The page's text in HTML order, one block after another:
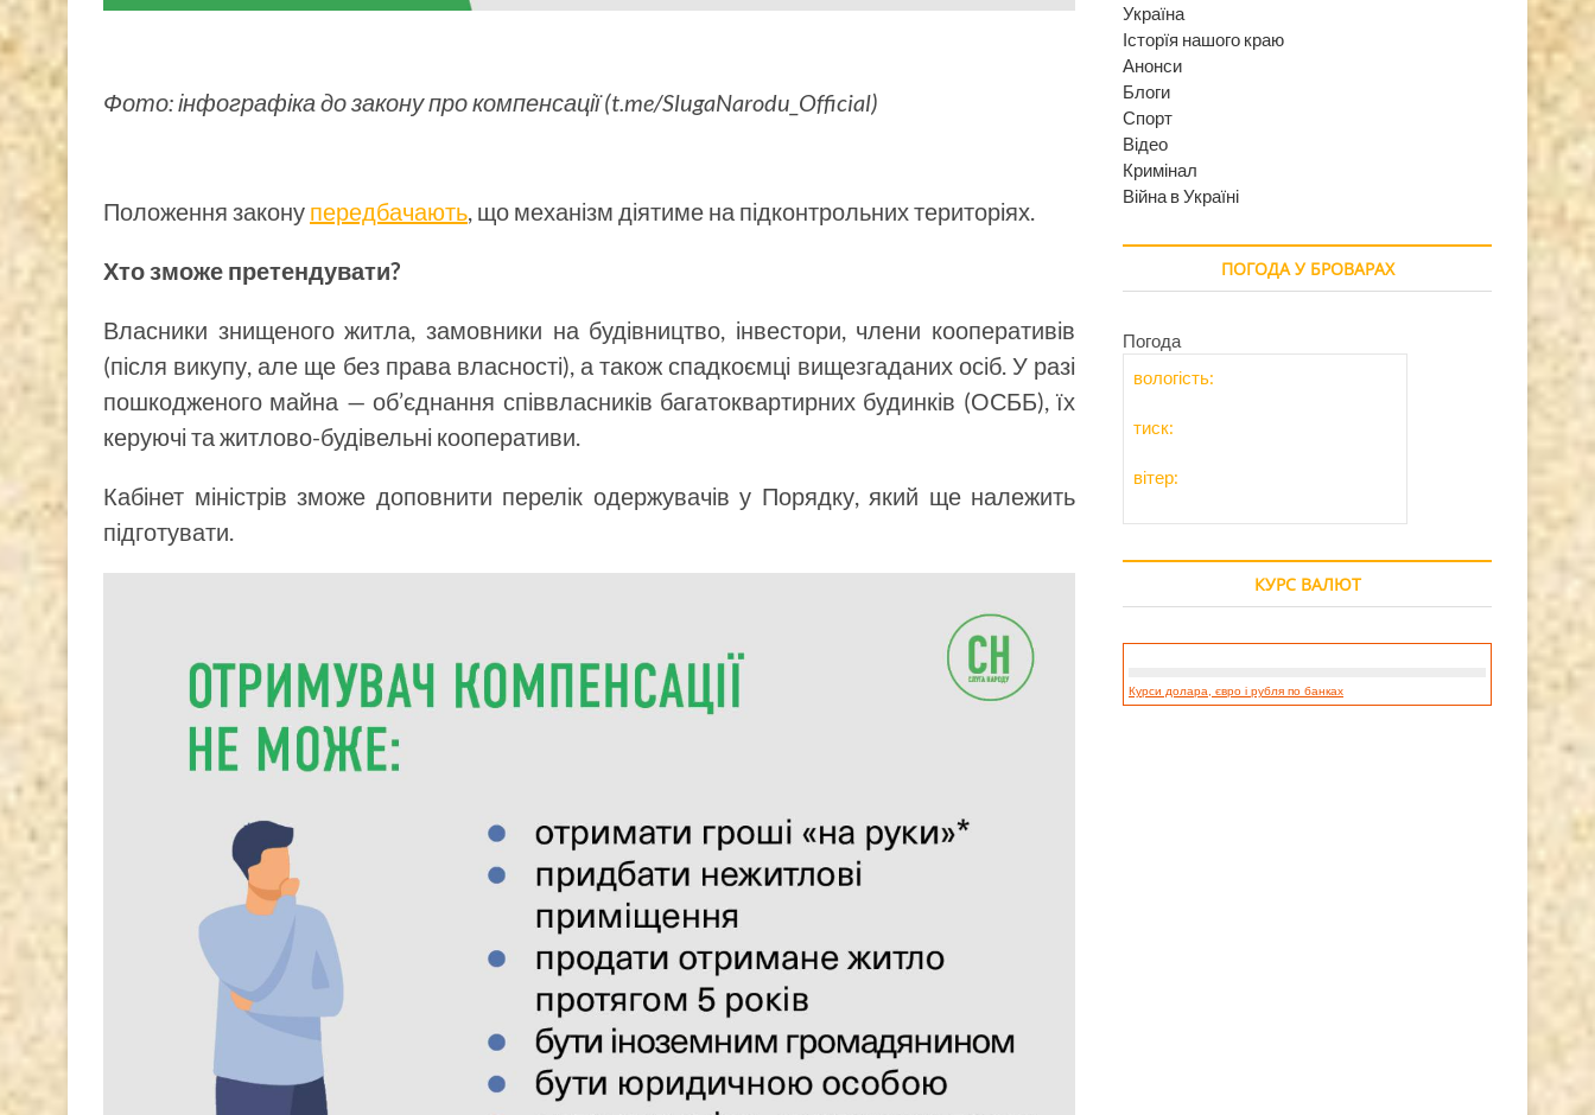
Фото: інфографіка до закону про компенсації (t.me/SlugaNarodu_Official)
Положення закону передбачають , що механізм діятиме на підконтрольних територіях.
Хто зможе претендувати?
Власники знищеного житла, замовники на будівництво, інвестори, члени кооперативів
(після викупу, але ще без права власності), а також спадкоємці вищезгаданих осіб. У разі
пошкодженого майна — об’єднання співвласників багатоквартирних будинків (ОСББ), їх
керуючі та житлово-будівельні кооперативи.
Кабінет міністрів зможе доповнити перелік одержувачів у Порядку, який ще належить
підготувати.
Україна
Історїя нашого краю
Анонси
Блоги
Спорт
Відео
Кримінал
Війна в Україні
ПОГОДА У БРОВАРАХ
Погода
вологість:
тиск:
вітер:
КУРС ВАЛЮТ
Курси долара, євро і рубля по банках